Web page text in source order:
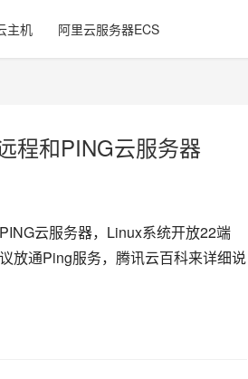
主机 阿里云服务器ECS
程和PING云服务器
云服务器，Linux系统开放22端
放通Ping服务，腾讯云百科来详细说